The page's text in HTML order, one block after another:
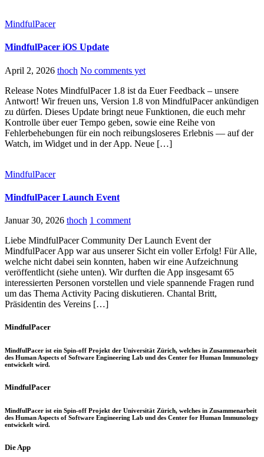
MindfulPacer
MindfulPacer iOS Update
April 2, 2026 thoch No comments yet
Release Notes MindfulPacer 1.8 ist da Euer Feedback – unsere
Antwort! Wir freuen uns, Version 1.8 von MindfulPacer ankündigen
zu dürfen. Dieses Update bringt neue Funktionen, die euch mehr
Kontrolle über euer Tempo geben, sowie eine Reihe von
Fehlerbehebungen für ein noch reibungsloseres Erlebnis — auf der
Watch, im Widget und in der App. Neue […]
MindfulPacer
MindfulPacer Launch Event
Januar 30, 2026 thoch 1 comment
Liebe MindfulPacer Community Der Launch Event der
MindfulPacer App war aus unserer Sicht ein voller Erfolg! Für Alle,
welche nicht dabei sein konnten, haben wir eine Aufzeichnung
veröffentlicht (siehe unten). Wir durften die App insgesamt 65
interessierten Personen vorstellen und viele spannende Fragen rund
um das Thema Activity Pacing diskutieren. Chantal Britt,
Präsidentin des Vereins […]
MindfulPacer
MindfulPacer ist ein Spin-off Projekt der Universität Zürich, welches in Zusammenarbeit
des Human Aspects of Software Engineering Lab und des Center for Human Immunology
entwickelt wird.
MindfulPacer
MindfulPacer ist ein Spin-off Projekt der Universität Zürich, welches in Zusammenarbeit
des Human Aspects of Software Engineering Lab und des Center for Human Immunology
entwickelt wird.
Die App